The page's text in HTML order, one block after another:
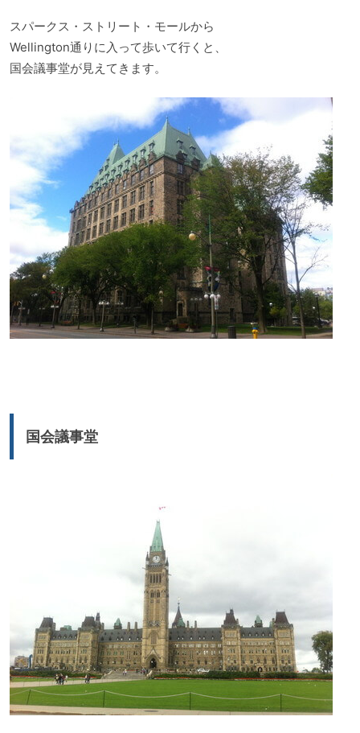
スパークス・ストリート・モールから
Wellington通りに入って歩いて行くと、
国会議事堂が見えてきます。
国会議事堂